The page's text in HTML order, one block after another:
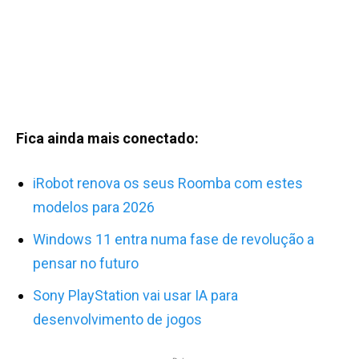
Fica ainda mais conectado:
iRobot renova os seus Roomba com estes
modelos para 2026
Windows 11 entra numa fase de revolução a
pensar no futuro
Sony PlayStation vai usar IA para
desenvolvimento de jogos